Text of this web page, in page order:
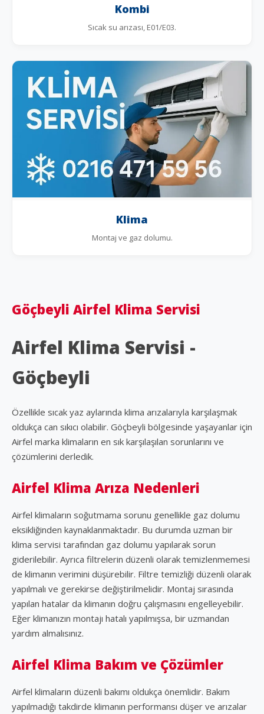
Kombi
Sıcak su arızası, E01/E03.
Klima
Montaj ve gaz dolumu.
Göçbeyli Airfel Klima Servisi
Airfel Klima Servisi -
Göçbeyli
Özellikle sıcak yaz aylarında klima arızalarıyla karşılaşmak
oldukça can sıkıcı olabilir. Göçbeyli bölgesinde yaşayanlar için
Airfel marka klimaların en sık karşılaşılan sorunlarını ve
çözümlerini derledik.
Airfel Klima Arıza Nedenleri
Airfel klimaların soğutmama sorunu genellikle gaz dolumu
eksikliğinden kaynaklanmaktadır. Bu durumda uzman bir
klima servisi tarafından gaz dolumu yapılarak sorun
giderilebilir. Ayrıca filtrelerin düzenli olarak temizlenmemesi
de klimanın verimini düşürebilir. Filtre temizliği düzenli olarak
yapılmalı ve gerekirse değiştirilmelidir. Montaj sırasında
yapılan hatalar da klimanın doğru çalışmasını engelleyebilir.
Eğer klimanızın montajı hatalı yapılmışsa, bir uzmandan
yardım almalısınız.
Airfel Klima Bakım ve Çözümler
Airfel klimaların düzenli bakımı oldukça önemlidir. Bakım
yapılmadığı takdirde klimanın performansı düşer ve arızalar